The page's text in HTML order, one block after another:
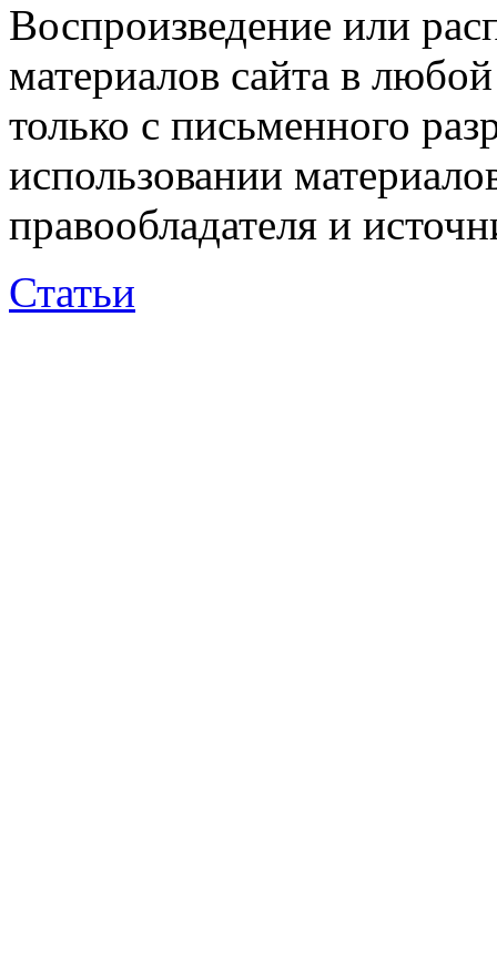
Воспроизведение или
материалов сайта в
только с письменного
использовании
правообладателя и
Статьи